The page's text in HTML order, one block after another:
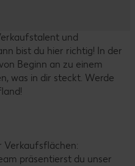
und
bist du hier richtig! In der
Beginn an zu einem
was in dir steckt. Werde
Verkaufsflächen:
präsentierst du unser